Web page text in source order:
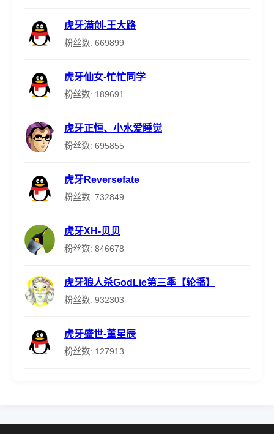
虎牙满创-王大路
粉丝数: 669899
虎牙仙女-忙忙同学
粉丝数: 189691
虎牙正恒、小水爱睡觉
粉丝数: 695855
虎牙Reversefate
粉丝数: 732849
虎牙XH-贝贝
粉丝数: 846678
虎牙狼人杀GodLie第三季【轮播】
粉丝数: 932303
虎牙盛世-董星辰
粉丝数: 127913